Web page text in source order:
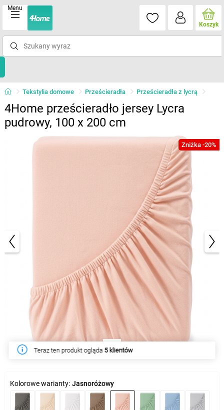
Menu
Koszyk
Tekstylia domowe Prześcieradła Prześcieradła z lycrą
4Home prześcieradło jersey Lycra
pudrowy, 100 x 200 cm
Zniżka -20%
W tym tygodniu produkt kupiło49 klientów
Kolorowe warianty: Jasnoróżowy